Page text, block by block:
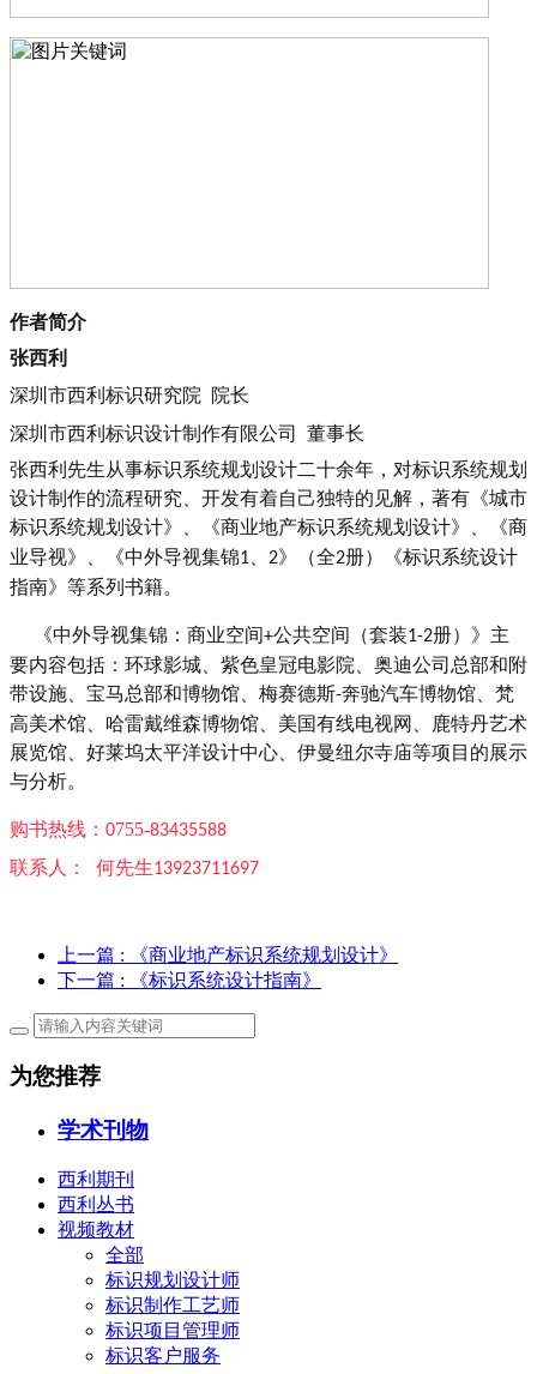
作者简介
张西利
深圳市西利标识研究院 院长
深圳市西利标识设计制作有限公司 董事长
张西利先生从事标识系统规划设计二十余年，对标识系统规划
设计制作的流程研究、开发有着自己独特的见解，著有《城市
标识系统规划设计》、《商业地产标识系统规划设计》、《商
业导视》、《中外导视集锦1、 2》（全2册）《标识系统设计
指南》等系列书籍。
《中外导视集锦：商业空间+公共空间（套装1-2册）》主
要内容包括：环球影城、紫色皇冠电影院、奥迪公司总部和附
带设施、宝马总部和博物馆、梅赛德斯-奔驰汽车博物馆、梵
高美术馆、哈雷戴维森博物馆、美国有线电视网、鹿特丹艺术
展览馆、好莱坞太平洋设计中心、伊曼纽尔寺庙等项目的展示
与分析。
购书热线： 0755-83435588
联系人：
何先生13923711697
上一篇 : 《商业地产标识系统规划设计》
下一篇 : 《标识系统设计指南》
为您推荐
学术刊物
西利期刊
西利丛书
视频教材
全部
标识规划设计师
标识制作工艺师
标识项目管理师
标识客户服务